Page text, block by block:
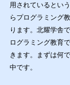
用されているとい
らプログラミング
ります。北耀学舎
ログラミング教育
きます。まずは何
中です。